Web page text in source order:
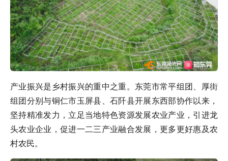
产业振兴是乡村振兴的重中之重。东莞市常平组团、厚街
组团分别与铜仁市玉屏县、石阡县开展东西部协作以来，
坚持精准发力，立足当地特色资源发展农业产业，引进龙
头农业企业，促进一二三产业融合发展，更多更好惠及农
村农民。